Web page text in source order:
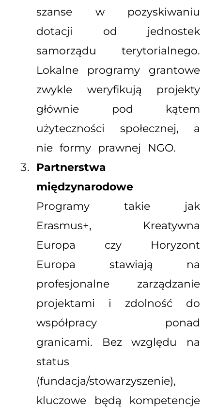
szanse w pozyskiwaniu
dotacji od jednostek
samorządu terytorialnego.
Lokalne programy grantowe
zwykle weryfikują projekty
głównie pod kątem
użyteczności społecznej, a
nie formy prawnej NGO.
Partnerstwa
międzynarodowe
Programy takie jak
Erasmus+, Kreatywna
Europa czy Horyzont
Europa stawiają na
profesjonalne zarządzanie
projektami i zdolność do
współpracy ponad
granicami. Bez względu na
status
(fundacja/stowarzyszenie),
kluczowe będą kompetencje